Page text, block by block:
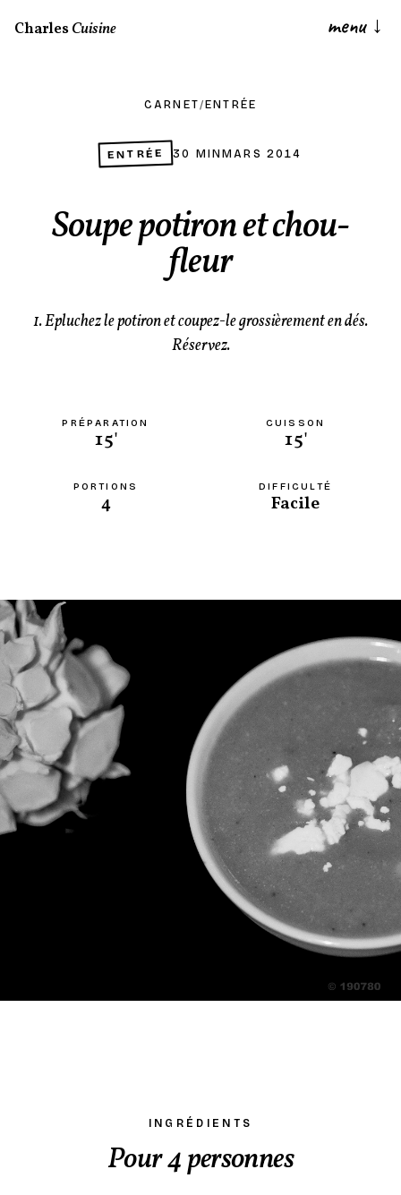
CharlesCuisine menu ↓
CARNET/ ENTRÉE
ENTRÉE 30 MINMARS 2014
Soupe potiron et chou-
fleur
1. Epluchez le potiron et coupez-le grossièrement en dés.
Réservez.
PRÉPARATION
15'
CUISSON
15'
PORTIONS
4
DIFFICULTÉ
Facile
INGRÉDIENTS
Pour 4 personnes